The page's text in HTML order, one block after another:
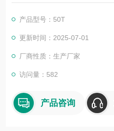
产品型号：50T
更新时间：2025-07-01
厂商性质：生产厂家
访问量：582
产品咨询